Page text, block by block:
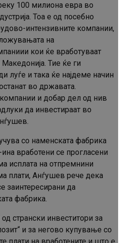
100 милиона евра во
Тоа е од посебно
интензивните компании,
на
кои ќе вработуваат
Тие ќе ги
луѓе и така ќе најдеме начин
во државата.
и добар дел од нив
да инвестираат во
со наменската фабрика
вработени се прогласени
исплата на отпремнини
плати, Анѓушев рече дека
заинтересирани да
фабрика.
странски инвеститори за
и за негово купување со